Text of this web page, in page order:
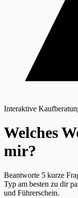
Interaktive
Welches
mir?
Beantworte 5 kurze
Typ am besten zu dir
und Führerschein.